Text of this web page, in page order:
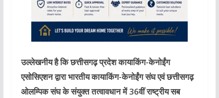
उल्लेखनीय है कि छत्तीसगढ़ प्रदेश कायाकिंग-केनोईंग
एसोसिएशन द्वारा भारतीय कायाकिंग-केनोईंग संघ एवं छत्तीसगढ़
ओलम्पिक संघ के संयुक्त तत्वावधान में 36वीं राष्ट्रीय सब